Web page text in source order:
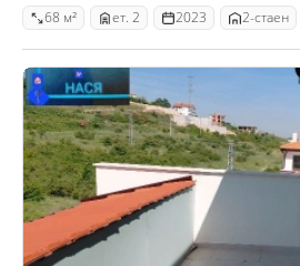
68 м² ет. 2 2023 2-стаен